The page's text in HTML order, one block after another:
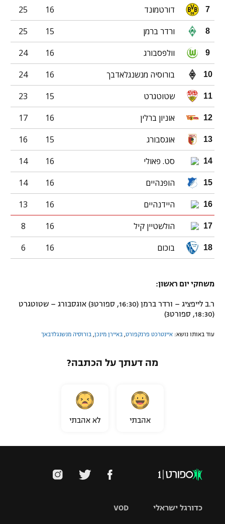
7 דורטמונד 16
25
8 ורדר ברמן 15
25
9 וולפסבורג 16
24
10 בורוסיה מנשנגלאדבך 16
24
11 שטוטגרט 15
23
12 אוניון ברלין 16
17
13 אוגסבורג 15
16
14 סט. פאולי 16
14
15 הופנהיים 16
14
16 היידנהיים 16
13
17 הולשטיין קיל 16
8
18 בוכום 16
6
משחקי יום ראשון:
ר.ב לייפציג – ורדר ברמן (16:30, ספורט3) אוגסבורג – שטוטגרט
(18:30, ספורט3)
עוד באותו נושא: איינטרכט פרנקפורט באיירן מינכן בורוסיה מנשנגלדבאך
מה דעתך על הכתבה?
אהבתי לא אהבתי
VOD כדורגל ישראלי